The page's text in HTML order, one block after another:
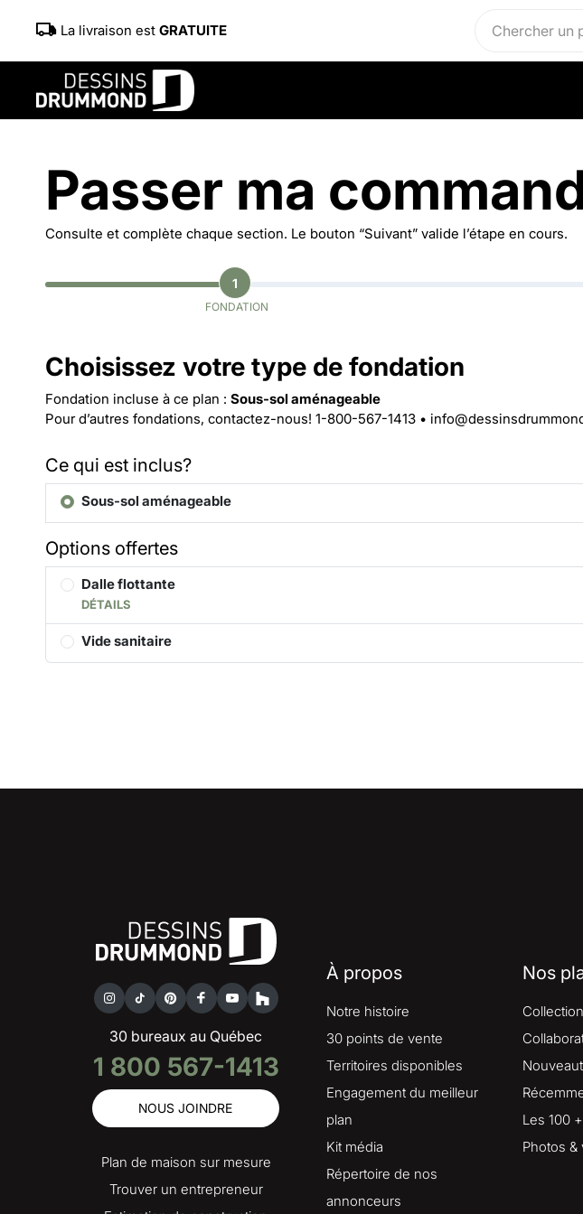
La livraison est GRATUITE
Passer ma
Consulte et complète chaque section. Le bouton “Suivant” valide l’étape en cours.
1
FONDATION
Choisissez votre type de fondation
Fondation incluse à ce plan : Sous-sol aménageable
Pour d’autres fondations, contactez-nous! 1-800-567-1413 •
Ce qui est inclus?
Sous-sol aménageable
Options offertes
Dalle flottante
DÉTAILS
Vide sanitaire
30 bureaux au Québec
1 800 567-1413
NOUS JOINDRE
Plan de maison sur mesure
Trouver un entrepreneur
À propos
Notre histoire
30 points de vente
Territoires disponibles
Engagement du meilleur
plan
Kit média
Répertoire de nos
annonceurs
Nos
Les 100
Photos &